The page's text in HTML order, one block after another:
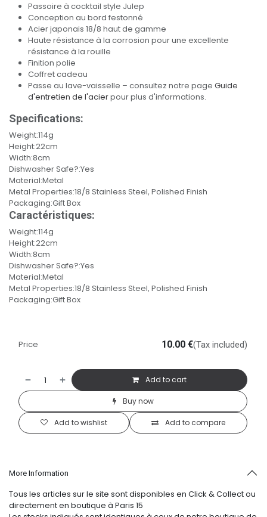
Passoire à cocktail style Julep
Conception au bord festonné
Acier japonais 18/8 haut de gamme
Haute résistance à la corrosion pour une excellente
résistance à la rouille
Finition polie
Coffret cadeau
Passe au lave-vaisselle – consultez notre page Guide
d'entretien de l'acierpour plus d'informations.
Specifications:
Weight:114g
Height:22cm
Width:8cm
Dishwasher Safe?:Yes
Material:Metal
Metal Properties:18/8 Stainless Steel, Polished Finish
Packaging:Gift Box
Caractéristiques:
Weight:114g
Height:22cm
Width:8cm
Dishwasher Safe?:Yes
Material:Metal
Metal Properties:18/8 Stainless Steel, Polished Finish
Packaging:Gift Box
Add to cart
Buy now
Add to compare
Add to wishlist
Price 10.00 €(Tax included)
More Information
Tous les articles sur le site sont disponibles en Click & Collect ou
directement en boutique à Paris 15